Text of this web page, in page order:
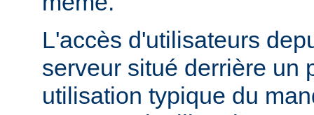
L'accès d'utilisateurs
serveur situé derrière un
utilisation typique du